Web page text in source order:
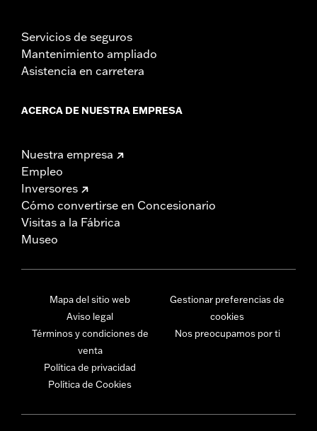
Servicios de seguros
Mantenimiento ampliado
Asistencia en carretera
ACERCA DE NUESTRA EMPRESA
Nuestra empresa
Empleo
Inversores
Cómo convertirse en Concesionario
Visitas a la Fábrica
Museo
Mapa del sitio web
Aviso legal
Términos y condiciones de
venta
Política de privacidad
Política de Cookies
Gestionar preferencias de
cookies
Nos preocupamos por ti